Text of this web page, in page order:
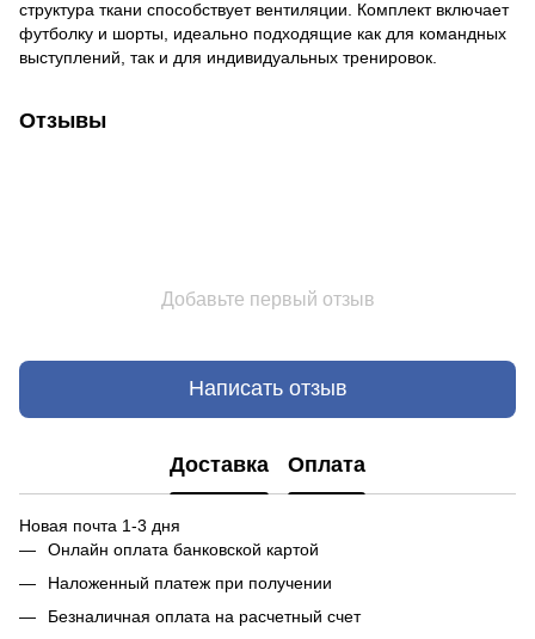
структура ткани способствует вентиляции. Комплект включает
футболку и шорты, идеально подходящие как для командных
выступлений, так и для индивидуальных тренировок.
Отзывы
Добавьте первый отзыв
Написать отзыв
Доставка Оплата
Новая почта 1-3 дня
Онлайн оплата банковской картой
Наложенный платеж при получении
Безналичная оплата на расчетный счет